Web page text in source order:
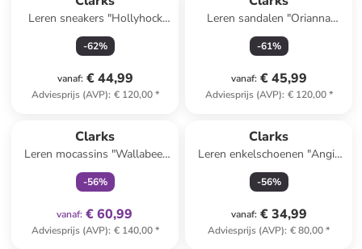
Leren sneakers "Hollyhock
Zip" wit/zilverkleurig
-62%
vanaf: € 44,99
Adviesprijs (AVP): € 120,00*
Leren sandalen "Orianna
Twist" wit
-61%
vanaf: € 45,99
Adviesprijs (AVP): € 120,00*
Clarks
Leren mocassins "Wallabee"
zwart
-56%
vanaf: € 60,99
Adviesprijs (AVP): € 140,00*
Clarks
Leren enkelschoenen "Angie
Pearl" zwart
-56%
vanaf: € 34,99
Adviesprijs (AVP): € 80,00*